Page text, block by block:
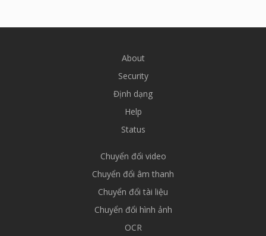
About
Security
Định dạng
Help
Status
Chuyển đổi video
Chuyển đổi âm thanh
Chuyển đổi tài liệu
Chuyển đổi hình ảnh
OCR